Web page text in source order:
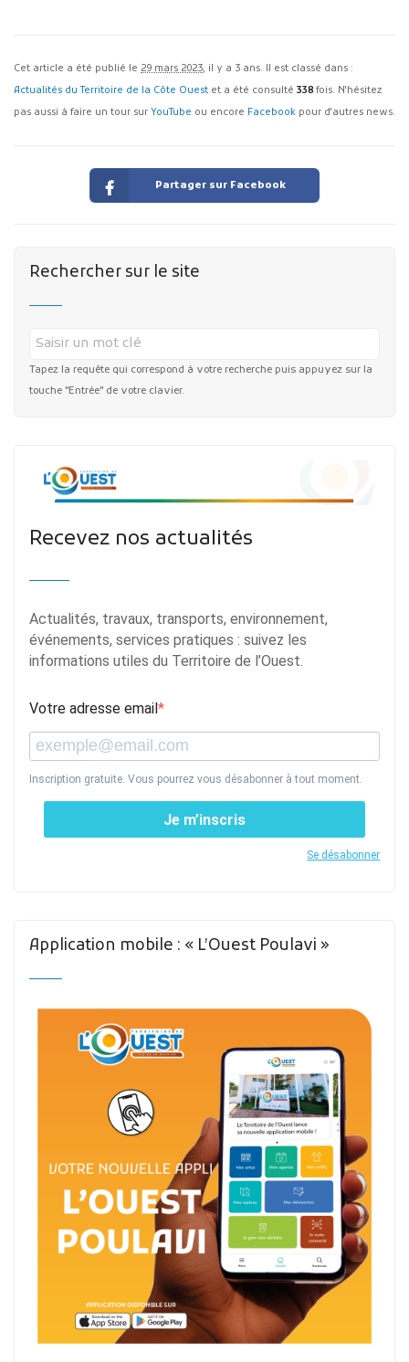
Cet article a été publié le 29 mars 2023, il y a 3 ans. Il est classé dans :
Actualités du Territoire de la Côte Ouest et a été consulté 338 fois. N'hésitez
pas aussi à faire un tour sur YouTube ou encore Facebook pour d'autres news.
Partager sur Facebook
Rechercher sur le site
Tapez la requête qui correspond à votre recherche puis appuyez sur la
touche "Entrée" de votre clavier.
Recevez nos actualités
Actualités, travaux, transports, environnement,
événements, services pratiques : suivez les
informations utiles du Territoire de l’Ouest.
Votre adresse email
Inscription gratuite. Vous pourrez vous désabonner à tout moment.
Je m’inscris
Se désabonner
Application mobile : « L’Ouest Poulavi »